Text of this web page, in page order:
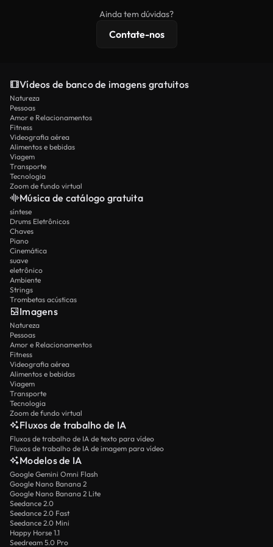
licenciamento estendidas.
Ainda tem dúvidas?
Contate-nos
Vídeos de banco de imagens gratuitos
Natureza
Pessoas
Amor e Relacionamentos
Fitness
Videografia aérea
Alimentos e bebidas
Viagem
Transporte
Tecnologia
Zoom de fundo virtual
Música de catálogo gratuita
síntese
Drums Eletrônicos
Chaves
Piano
Cinemática
suave
eletrônico
Ambiente
Strings
Trombetas acústicas
Imagens
Natureza
Pessoas
Amor e Relacionamentos
Fitness
Videografia aérea
Alimentos e bebidas
Viagem
Transporte
Tecnologia
Zoom de fundo virtual
Fluxos de trabalho de IA
Fluxos de trabalho de IA de texto para vídeo
Fluxos de trabalho de IA de imagem para vídeo
Modelos de IA
Google Gemini Omni Flash
Google Nano Banana 2
Google Nano Banana 2 Lite
Seedance 2.0
Seedance 2.0 Fast
Seedance 2.0 Mini
Happy Horse 1.1
Seedream 5.0 Pro